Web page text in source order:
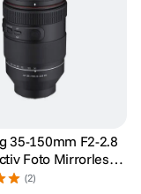
35-150mm F2-2.8
Foto Mirrorless
FE
(2)